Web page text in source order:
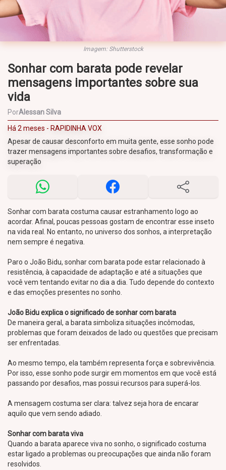
Imagem: Shutterstock
Sonhar com barata pode revelar
mensagens importantes sobre sua
vida
PorAlessan Silva
Há 2 meses - RAPIDINHA VOX
Apesar de causar desconforto em muita gente, esse sonho pode
trazer mensagens importantes sobre desafios, transformação e
superação
Sonhar com barata costuma causar estranhamento logo ao
acordar. Afinal, poucas pessoas gostam de encontrar esse inseto
na vida real. No entanto, no universo dos sonhos, a interpretação
nem sempre é negativa.
Paro o João Bidu, sonhar com barata pode estar relacionado à
resistência, à capacidade de adaptação e até a situações que
você vem tentando evitar no dia a dia. Tudo depende do contexto
e das emoções presentes no sonho.
João Bidu explica o significado de sonhar com barata
De maneira geral, a barata simboliza situações incômodas,
problemas que foram deixados de lado ou questões que precisam
ser enfrentadas.
Ao mesmo tempo, ela também representa força e sobrevivência.
Por isso, esse sonho pode surgir em momentos em que você está
passando por desafios, mas possui recursos para superá-los.
A mensagem costuma ser clara: talvez seja hora de encarar
aquilo que vem sendo adiado.
Sonhar com barata viva
Quando a barata aparece viva no sonho, o significado costuma
estar ligado a problemas ou preocupações que ainda não foram
resolvidos.